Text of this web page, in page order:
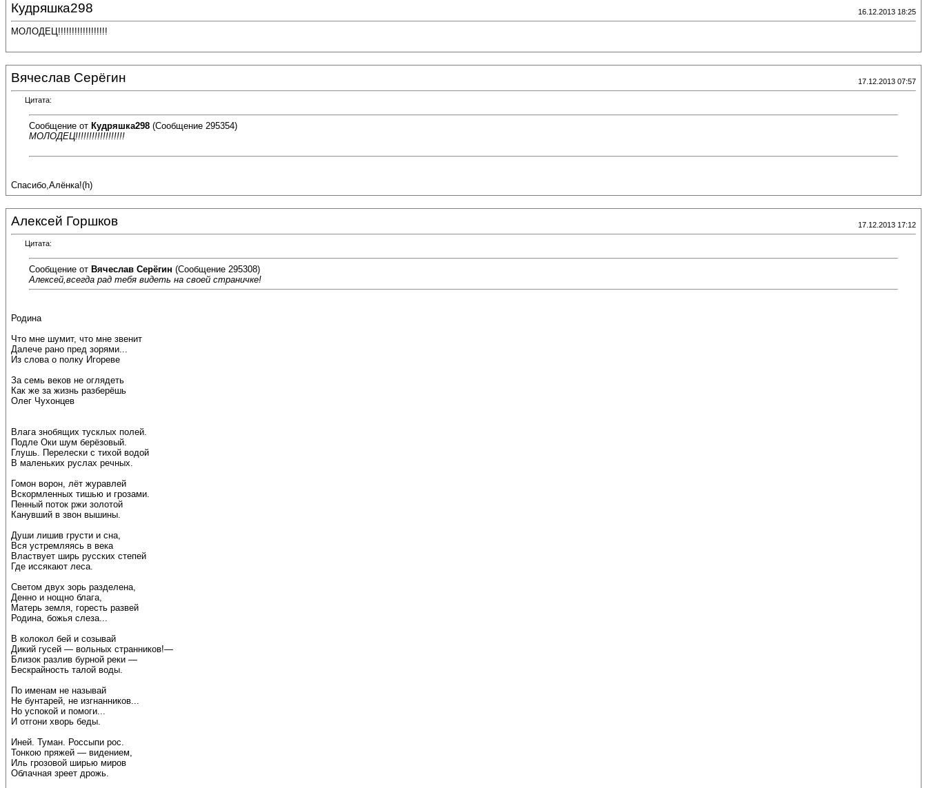
Кудряшка298 16.12.2013 18:25
МОЛОДЕЦ!!!!!!!!!!!!!!!!!!
Вячеслав Серёгин 17.12.2013 07:57
Цитата:
Сообщение от Кудряшка298 (Сообщение 295354)
МОЛОДЕЦ!!!!!!!!!!!!!!!!!!
Спасибо,Алёнка!(h)
Алексей Горшков 17.12.2013 17:12
Цитата:
Сообщение от Вячеслав Серёгин (Сообщение 295308)
Алексей,всегда рад тебя видеть на своей страничке!
Родина
Что мне шумит, что мне звенит
Далече рано пред зорями...
Из слова о полку Игореве
За семь веков не оглядеть
Как же за жизнь разберёшь
Олег Чухонцев
Влага знобящих тусклых полей.
Подле Оки шум берёзовый.
Глушь. Перелески с тихой водой
В маленьких руслах речных.
Гомон ворон, лёт журавлей
Вскормленных тишью и грозами.
Пенный поток ржи золотой
Канувший в звон вышины.
Души лишив грусти и сна,
Вся устремляясь в века
Властвует ширь русских степей
Где иссякают леса.
Светом двух зорь разделена,
Денно и нощно блага,
Матерь земля, горесть развей
Родина, божья слеза...
В колокол бей и созывай
Дикий гусей — вольных странников!—
Близок разлив бурной реки —
Бескрайность талой воды.
По именам не называй
Не бунтарей, не изгнанников...
Но успокой и помоги...
И отгони хворь беды.
Иней. Туман. Россыпи рос.
Тонкою пряжей — видением,
Иль грозовой ширью миров
Облачная зреет дрожь.